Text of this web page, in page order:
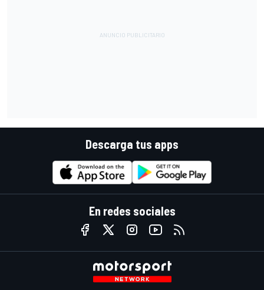
Descarga tus apps
En redes sociales